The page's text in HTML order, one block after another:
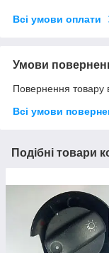
Всі умови оплати
Умови
Повернення товару
Всі умови
Подібні товари